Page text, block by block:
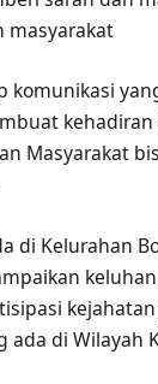
masyarakat
komunikasi
kehadiran
Masyarakat
di Kelurahan
ada di Wilayah